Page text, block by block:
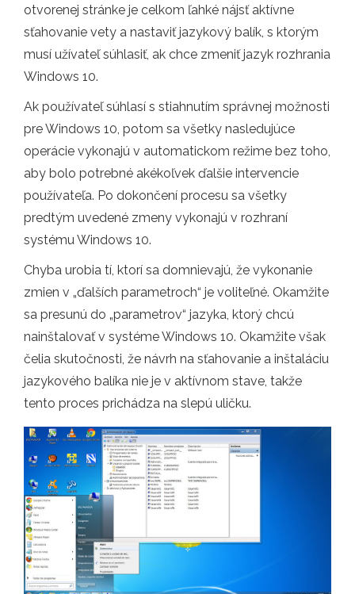
otvorenej stránke je celkom ľahké nájsť aktívne
sťahovanie vety a nastaviť jazykový balík, s ktorým
musí užívateľ súhlasiť, ak chce zmeniť jazyk rozhrania
Windows 10.
Ak používateľ súhlasí s stiahnutím správnej možnosti
pre Windows 10, potom sa všetky nasledujúce
operácie vykonajú v automatickom režime bez toho,
aby bolo potrebné akékoľvek ďalšie intervencie
používateľa. Po dokončení procesu sa všetky
predtým uvedené zmeny vykonajú v rozhraní
systému Windows 10.
Chyba urobia tí, ktorí sa domnievajú, že vykonanie
zmien v „ďalších parametroch“ je voliteľné. Okamžite
sa presunú do „parametrov“ jazyka, ktorý chcú
nainštalovať v systéme Windows 10. Okamžite však
čelia skutočnosti, že návrh na sťahovanie a inštaláciu
jazykového balíka nie je v aktívnom stave, takže
tento proces prichádza na slepú uličku.